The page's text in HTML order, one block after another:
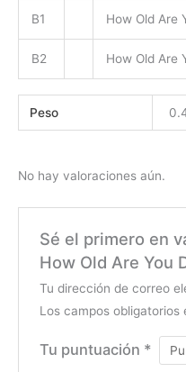
B1 How Old Are
B2 How Old Are
Peso
No hay valoraciones aún.
Sé el primero en
How Old Are You
Tu dirección de correo
Los campos obligatorios
Tu puntuación *